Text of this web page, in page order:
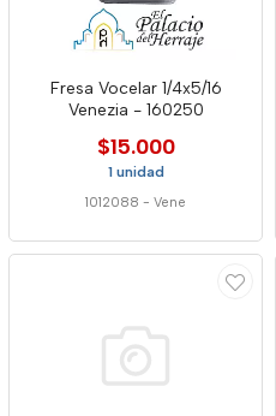
Fresa Vocelar 1/4x5/16
Venezia - 160250
$15.000
1 unidad
1012088 - Vene